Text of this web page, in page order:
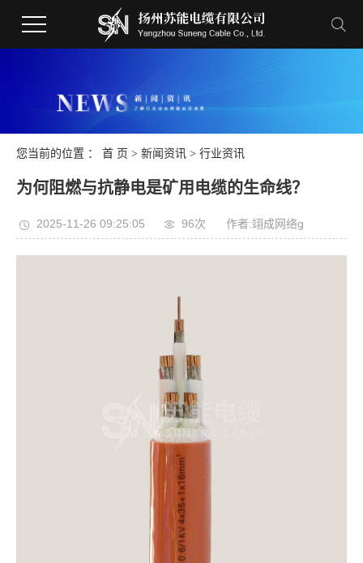
您当前的位置 ：首 页 >新闻资讯 >行业资讯
为何阻燃与抗静电是矿用电缆的生命线？
2025-11-26 09:25:05 96次 作者:翊成网络g